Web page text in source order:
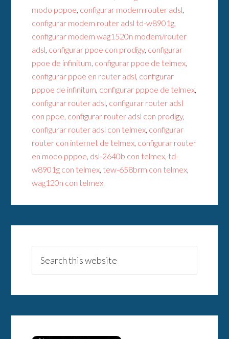
modo pppoe, configurar modem router adsl,
configurar modem router adsl td-w8901g,
configurar modem wag1520n modem/router
adsl, configurar ppoe con prodigy, configurar
ppoe de infinitum, configurar ppoe de telmex,
configurar ppoe en router adsl, configurar
pppoe de infinitum, configurar pppoe de telmex,
configurar router adsl, configurar router adsl
con ppoe, configurar router adsl con prodigy,
configurar router adsl con telmex, configurar
router con internet de telmex, configurar router
en modo pppoe, dsl-2640b con telmex, td-
w8901g con telmex, tew-658brm con telmex,
wag120n con telmex